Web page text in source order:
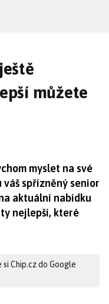
můžete
myslet na své
spřízněný senior
aktuální nabídku
nejlepší, které
Chip.cz do Google